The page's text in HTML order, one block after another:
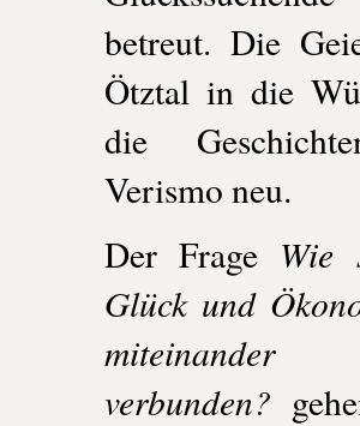
betreut. Die
Ötztal in die
die
Verismo neu.
Der Frage Wie
Glück und
miteinander
verbunden?